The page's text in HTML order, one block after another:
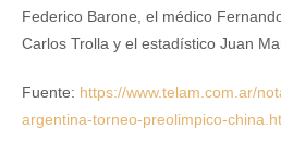
Federico Barone, el médico
Carlos Trolla y el estadístico Juan
Fuente: https://www.telam.com.ar/
argentina-torneo-preolimpico-